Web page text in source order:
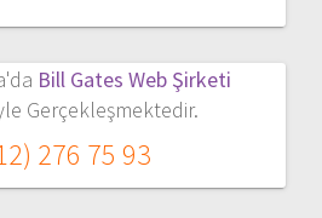
Bill Gates Web Şirketi
Gerçekleşmektedir.
276 75 93